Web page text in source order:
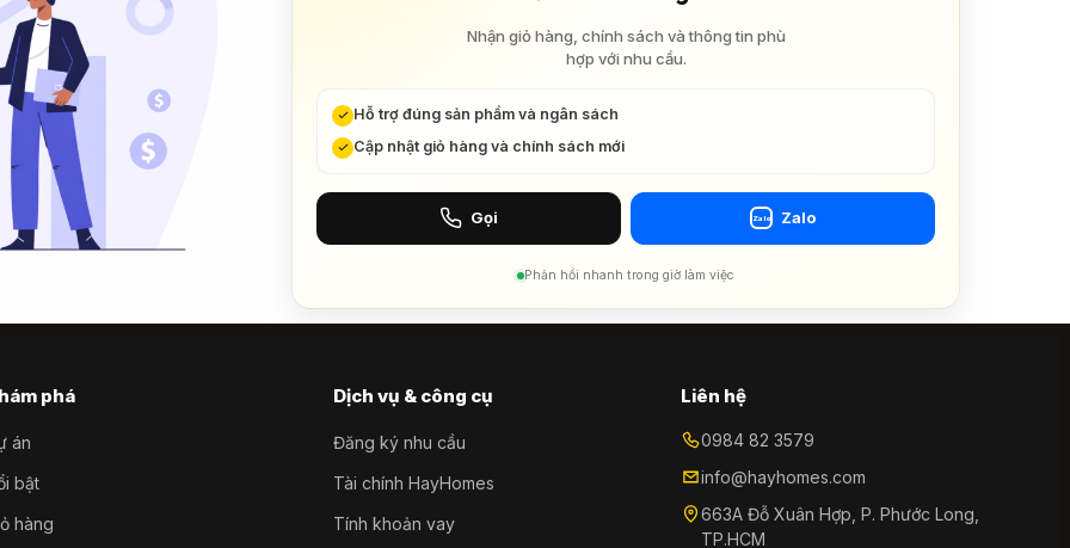
Nhận giỏ hàng, chính sách và thông tin phù
hợp với nhu cầu.
Hỗ trợ đúng sản phẩm và ngân sách
Cập nhật giỏ hàng và chính sách mới
Gọi Zalo Zalo
Phản hồi nhanh trong giờ làm việc
phá
án
bật
hàng
Dịch vụ & công cụ
Đăng ký nhu cầu
Tài chính HayHomes
Tính khoản vay
Liên hệ
0984 82 3579
info@hayhomes.com
663A Đỗ Xuân Hợp, P. Phước Long,
TP.HCM